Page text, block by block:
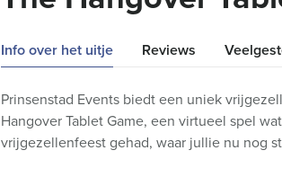
Info over het uitje Reviews
Prinsenstad Events biedt een uniek
Hangover Tablet Game, een virtueel spel
vrijgezellenfeest gehad, waar jullie nu nog